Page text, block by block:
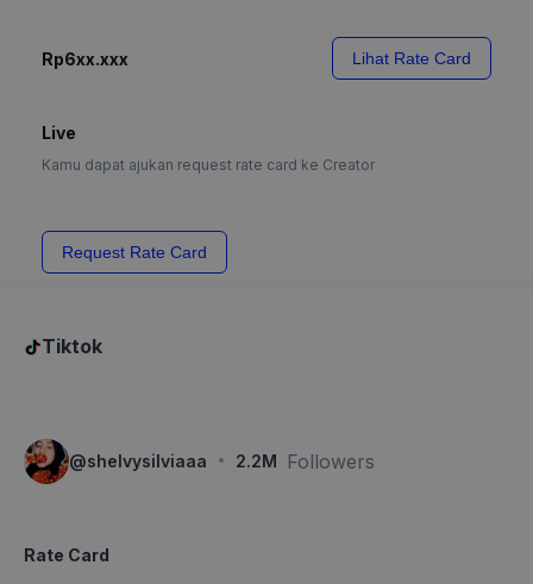
Rp6xx.xxx Lihat Rate Card
Live
Kamu dapat ajukan request rate card ke Creator
Request Rate Card
Tiktok
@shelvysilviaaa · 2.2M Followers
Rate Card